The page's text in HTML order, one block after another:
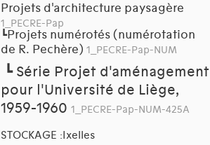
Projets d'architecture paysagère
1_PECRE-Pap
┗Projets numérotés (numérotation
de R. Pechère) 1_PECRE-Pap-NUM
┗ Série Projet d'aménagement
pour l'Université de Liège,
1959-1960 1_PECRE-Pap-NUM-425A
STOCKAGE :Ixelles